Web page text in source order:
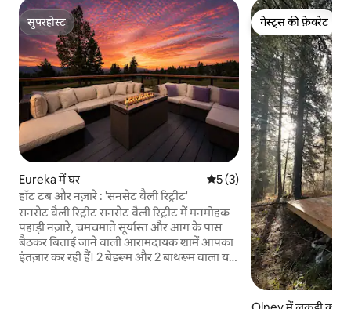
सुपरहोस्ट
सुपरहोस्ट
Eureka में घर औसत रेटिंग 5 में से 5, 3 समीक्षाएँ
5 (3)
हॉट टब और नज़ारे : 'सनसेट वैली रिट्रीट'
सनसेट वैली रिट्रीट सनसेट वैली रिट्रीट में मनमोहक
पहाड़ी नज़ारे, चमचमाते सूर्यास्त और आग के पास
बैठकर बिताई जाने वाली आरामदायक शामें आपका
इंतज़ार कर रही हैं। 2 बेडरूम और 2 बाथरूम वाला यह
गेस्ट्स की फ़ेवरेट
गेस्ट्स की फ़ेवरेट